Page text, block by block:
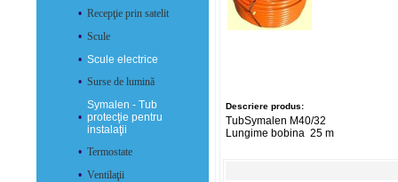
• Recepţie prin satelit
• Scule
• Scule electrice
• Surse de lumină
•
Symalen - Tub
protecţie pentru
instalaţii
• Termostate
• Ventilaţii
Descriere produs:
TubSymalen M40/32
Lungime bobina 25 m